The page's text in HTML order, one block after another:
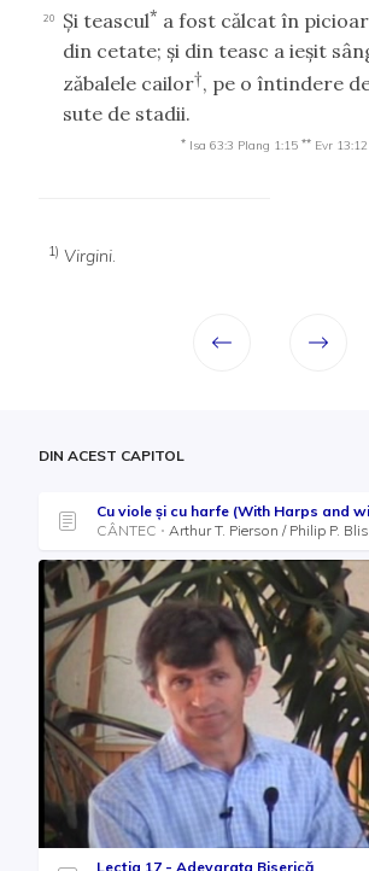
20 Şi teascul* a fost călcat în
din cetate; şi din teasc a ieşit
zăbalele cailor†, pe o întindere
sute de stadii.
* Isa 63:3 Plang 1:15 ** Evr 13:12
1) Virgini.
DIN ACEST CAPITOL
Cu viole şi cu harfe (With Harps and
CÂNTEC
Arthur T. Pierson / Philip P.
Lecția 17 - Adevarata Biserică